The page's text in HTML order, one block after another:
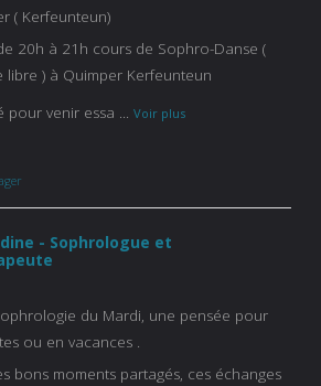
( Kerfeunteun)
20h à 21h cours de Sophro-Danse (
) à Quimper Kerfeunteun
pour venir essa ... Voir plus
- Sophrologue et
du Mardi, une pensée pour
ou en vacances .
bons moments partagés, ces échanges